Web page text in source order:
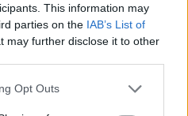
This information may
parties on the IAB’s List of
may further disclose it to other
uses one or more Google
Opt Outs